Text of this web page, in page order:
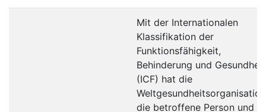
Mit der Internationalen
Klassifikation der
Funktionsfähigkeit,
Behinderung und Gesundheit
(ICF) hat die
Weltgesundheitsorganisation
die betroffene Person und